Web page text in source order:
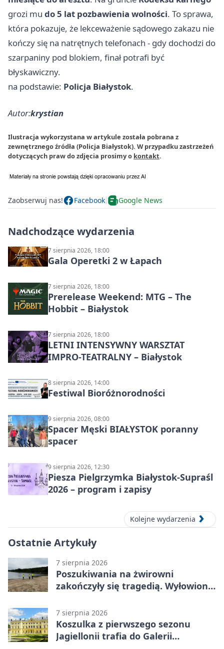
grozi mu do 5 lat pozbawienia wolności. To sprawa,
która pokazuje, że lekceważenie sądowego zakazu nie
kończy się na natrętnych telefonach - gdy dochodzi do
szarpaniny pod blokiem, finał potrafi być
błyskawiczny.
na podstawie: Policja Białystok.
Autor:krystian
Ilustracja wykorzystana w artykule została pobrana z
zewnętrznego źródła (Policja Białystok). W przypadku zastrzeżeń
dotyczących praw do zdjęcia prosimy o kontakt.
Zaobserwuj nas! Facebook Google News
Nadchodzące wydarzenia
7 sierpnia 2026, 18:00
Gala Operetki 2 w Łapach
7 sierpnia 2026, 18:00
Prerelease Weekend: MTG – The
Hobbit – Białystok
7 sierpnia 2026, 18:00
LETNI INTENSYWNY WARSZTAT
IMPRO-TEATRALNY – Białystok
8 sierpnia 2026, 14:00
Festiwal Bioróżnorodności
9 sierpnia 2026, 08:00
Spacer Męski BIAŁYSTOK poranny
spacer
9 sierpnia 2026, 12:30
Piesza Pielgrzymka Białystok-Supraśl
2026 – program i zapisy
Kolejne wydarzenia
Ostatnie Artykuły
7 sierpnia 2026
Poszukiwania na żwirowni
zakończyły się tragedią. Wyłowiono
7 sierpnia 2026
Koszulka z pierwszego sezonu
Jagiellonii trafia do Galerii